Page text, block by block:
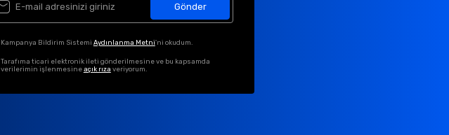
Gönder
Kampanya Bildirim Sistemi Aydınlanma Metni'ni okudum.
Tarafıma ticari elektronik ileti gönderilmesine ve bu kapsamda
verilerimin işlenmesineaçık rıza veriyorum.